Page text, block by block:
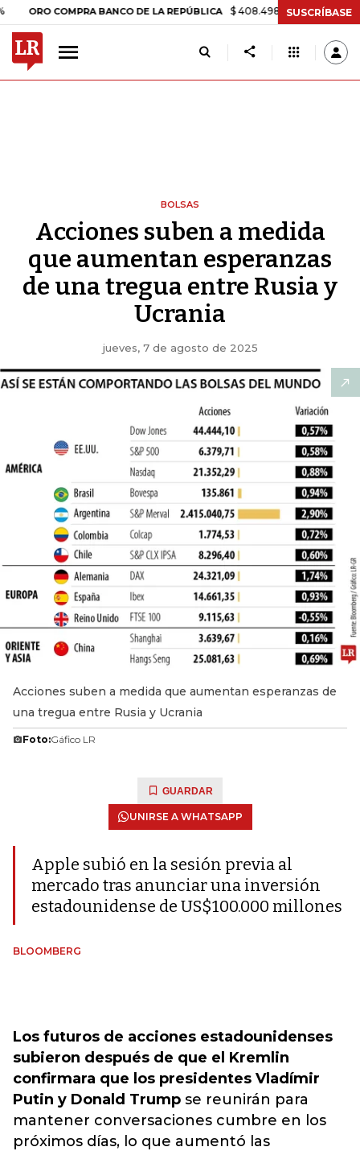
COMPRA BANCO DE LA REPÚBLICA $ 408.498,97 +$ 8.753,81 +2,19%
SUSCRÍBASE
BOLSAS
Acciones suben a medida
que aumentan esperanzas
de una tregua entre Rusia y
Ucrania
jueves, 7 de agosto de 2025
Acciones suben a medida que aumentan esperanzas de
una tregua entre Rusia y Ucrania
Foto:Gáfico LR
GUARDAR
UNIRSE A WHATSAPP
Apple subió en la sesión previa al
mercado tras anunciar una inversión
estadounidense de US$100.000 millones
BLOOMBERG
Los futuros de acciones estadounidenses
subieron después de que el Kremlin
confirmara que los presidentes Vladímir
Putin y Donald Trump se reunirán para
mantener conversaciones cumbre en los
próximos días, lo que aumentó las